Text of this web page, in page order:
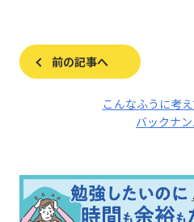
前の記事へ
こんなふうに考
バックナ